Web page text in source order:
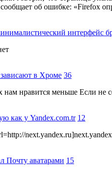
об ошибке: «Firefox
интерфейс
в Хроме 36
нравится меньше Если не
как у Yandex.com.tr 12
Почту аватарами 15